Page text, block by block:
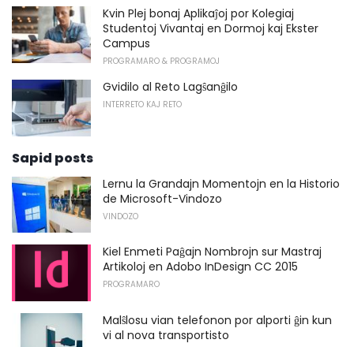
Kvin Plej bonaj Aplikaĵoj por Kolegiaj
Studentoj Vivantaj en Dormoj kaj Ekster
Campus
PROGRAMARO & PROGRAMOJ
Gvidilo al Reto Lagŝanĝilo
INTERRETO KAJ RETO
Sapid posts
Lernu la Grandajn Momentojn en la Historio
de Microsoft-Vindozo
VINDOZO
Kiel Enmeti Paĝajn Nombrojn sur Mastraj
Artikoloj en Adobo InDesign CC 2015
PROGRAMARO
Malŝlosu vian telefonon por alporti ĝin kun
vi al nova transportisto